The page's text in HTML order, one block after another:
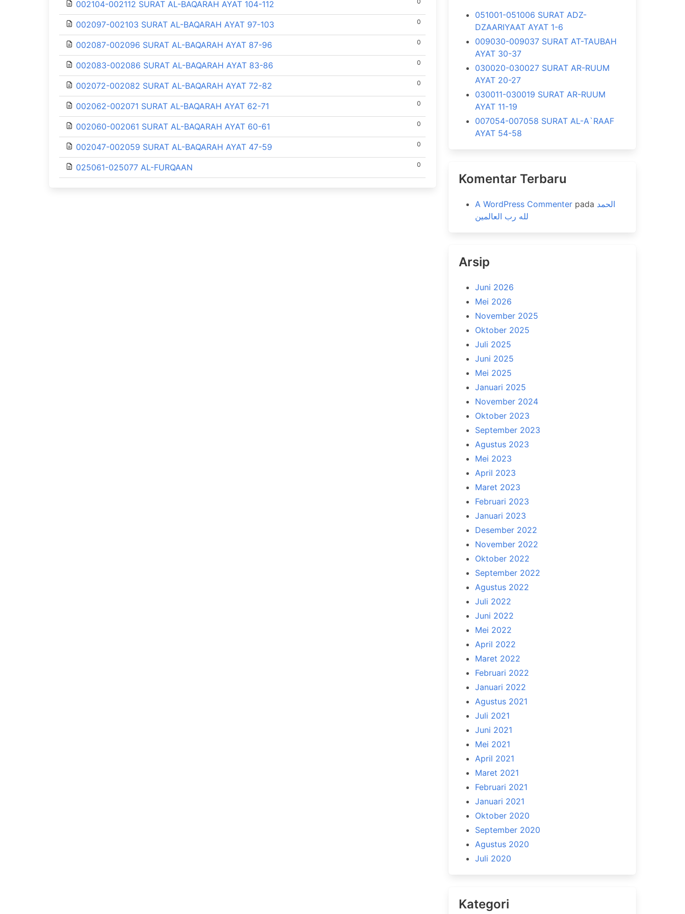
002104-002112 SURAT AL-BAQARAH AYAT 104-112
002097-002103 SURAT AL-BAQARAH AYAT 97-103 0
002087-002096 SURAT AL-BAQARAH AYAT 87-96 0
002083-002086 SURAT AL-BAQARAH AYAT 83-86 0
002072-002082 SURAT AL-BAQARAH AYAT 72-82 0
002062-002071 SURAT AL-BAQARAH AYAT 62-71 0
002060-002061 SURAT AL-BAQARAH AYAT 60-61 0
002047-002059 SURAT AL-BAQARAH AYAT 47-59 0
025061-025077 AL-FURQAAN 0
051001-051006 SURAT ADZ-
DZAARIYAAT AYAT 1-6
009030-009037 SURAT AT-TAUBAH
AYAT 30-37
030020-030027 SURAT AR-RUUM
AYAT 20-27
030011-030019 SURAT AR-RUUM
AYAT 11-19
007054-007058 SURAT AL-A`RAAF
AYAT 54-58
Komentar Terbaru
A WordPress Commenterpada الحمد
لله رب العالمين
Arsip
Juni 2026
Mei 2026
November 2025
Oktober 2025
Juli 2025
Juni 2025
Mei 2025
Januari 2025
November 2024
Oktober 2023
September 2023
Agustus 2023
Mei 2023
April 2023
Maret 2023
Februari 2023
Januari 2023
Desember 2022
November 2022
Oktober 2022
September 2022
Agustus 2022
Juli 2022
Juni 2022
Mei 2022
April 2022
Maret 2022
Februari 2022
Januari 2022
Agustus 2021
Juli 2021
Juni 2021
Mei 2021
April 2021
Maret 2021
Februari 2021
Januari 2021
Oktober 2020
September 2020
Agustus 2020
Juli 2020
Kategori